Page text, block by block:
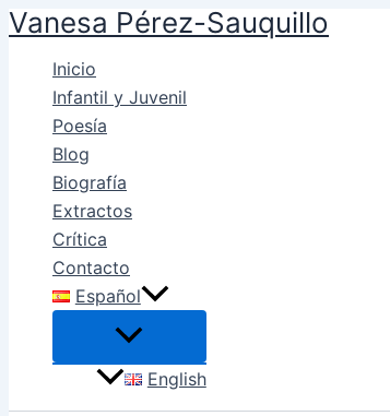
Ir
contenido
Vanesa Pérez-Sauquillo
Inicio
Infantil y Juvenil
Poesía
Blog
Biografía
Extractos
Crítica
Contacto
Español
English